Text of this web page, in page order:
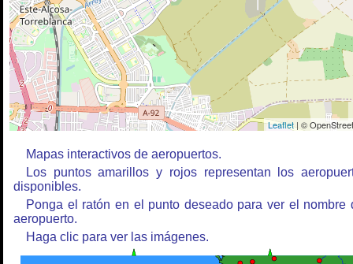
Leaflet | ©
Mapas interactivos de aeropuertos.
Los puntos amarillos y rojos representan los
disponibles.
Ponga el ratón en el punto deseado para ver el nombre
aeropuerto.
Haga clic para ver las imágenes.